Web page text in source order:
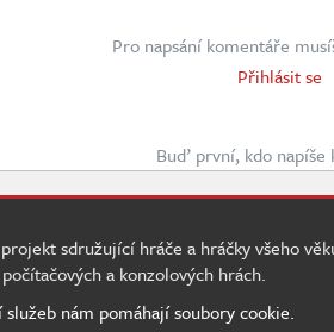
Pro napsání komentáře
Přihlásit se
Buď první, kdo napíše
sdružující hráče a hráčky všeho
a konzolových hrách.
služeb nám pomáhají soubory cookie.